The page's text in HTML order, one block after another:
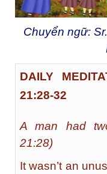
Chuyển ngữ:
DAILY
21:28-32
A man had
21:28)
It wasn’t an